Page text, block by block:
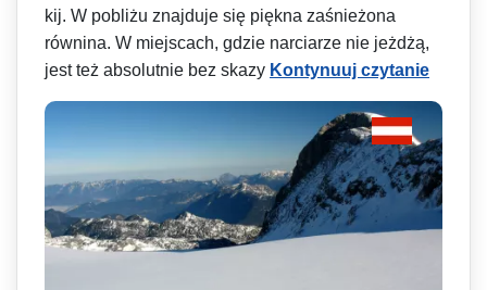
kij. W pobliżu znajduje się piękna zaśnieżona
równina. W miejscach, gdzie narciarze nie jeżdżą,
jest też absolutnie bez skazy Kontynuuj czytanie